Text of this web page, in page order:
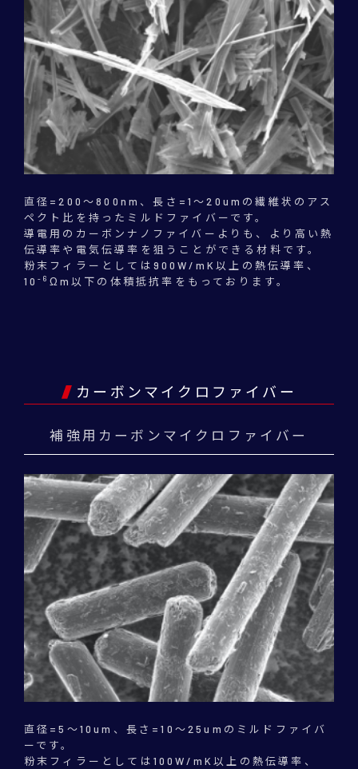
直径=200～800nm、長さ=1～20umの繊維状のアス
ペクト比を持ったミルドファイバーです。
導電用のカーボンナノファイバーよりも、より高い熱
伝導率や電気伝導率を狙うことができる材料です。
粉末フィラーとしては900W/mK以上の熱伝導率、
10-6 Ωm以下の体積抵抗率をもっております。
カーボンマイクロファイバー
補強用カーボンマイクロファイバー
直径=5～10um、長さ=10～25umのミルドファイバ
ーです。
粉末フィラーとしては100W/mK以上の熱伝導率、